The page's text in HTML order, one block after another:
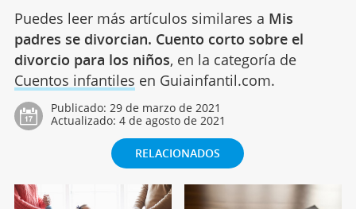
Puedes leer más artículos similares a Mis
padres se divorcian. Cuento corto sobre el
divorcio para los niños, en la categoría de
Cuentos infantiles en Guiainfantil.com.
Publicado: 29 de marzo de 2021
Actualizado: 4 de agosto de 2021
RELACIONADOS